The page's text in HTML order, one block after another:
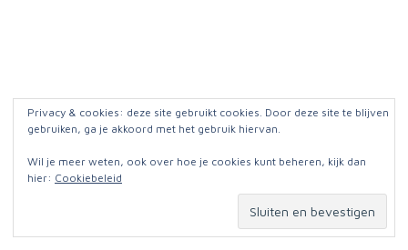
Privacy & cookies: deze site gebruikt cookies. Door deze site te blijven
gebruiken, ga je akkoord met het gebruik hiervan.
Wil je meer weten, ook over hoe je cookies kunt beheren, kijk dan
hier: Cookiebeleid